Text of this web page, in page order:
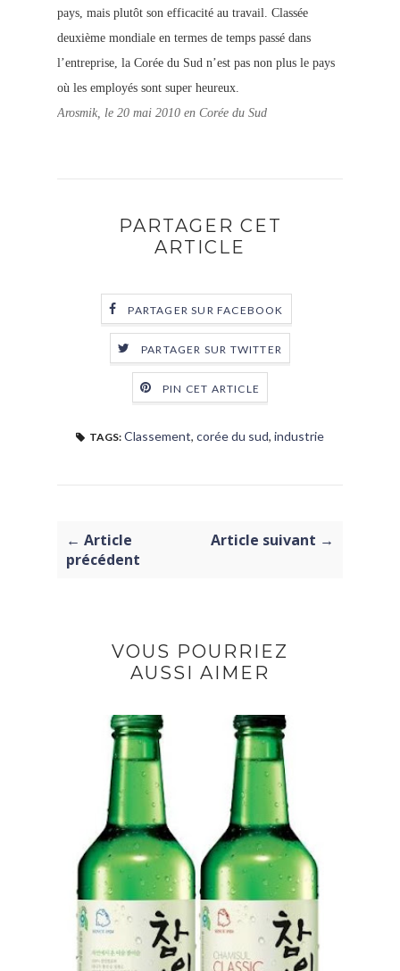
pays, mais plutôt son efficacité au travail. Classée
deuxième mondiale en termes de temps passé dans
l’entreprise, la Corée du Sud n’est pas non plus le pays
où les employés sont super heureux.
Arosmik, le 20 mai 2010 en Corée du Sud
PARTAGER CET
ARTICLE
PARTAGER SUR FACEBOOK
PARTAGER SUR TWITTER
PIN CET ARTICLE
TAGS: Classement, corée du sud, industrie
← Article
précédent
Article suivant →
VOUS POURRIEZ
AUSSI AIMER